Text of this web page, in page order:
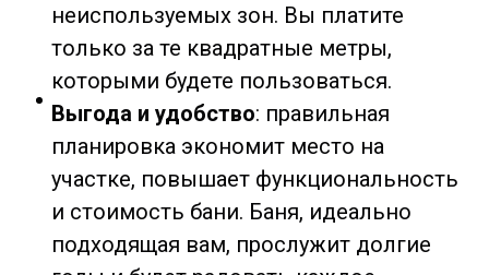
неиспользуемых зон. Вы платите
только за те квадратные метры,
которыми будете пользоваться.
Выгода и удобство: правильная
планировка экономит место на
участке, повышает функциональность
и стоимость бани. Баня, идеально
подходящая вам, прослужит долгие